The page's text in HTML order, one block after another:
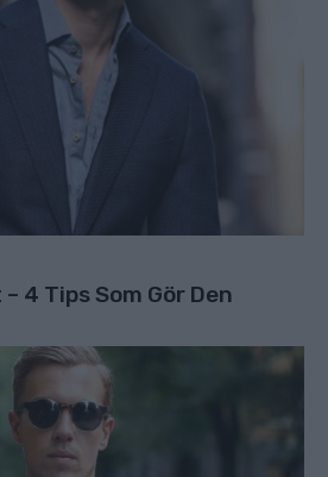
4 Tips Som Gör Den